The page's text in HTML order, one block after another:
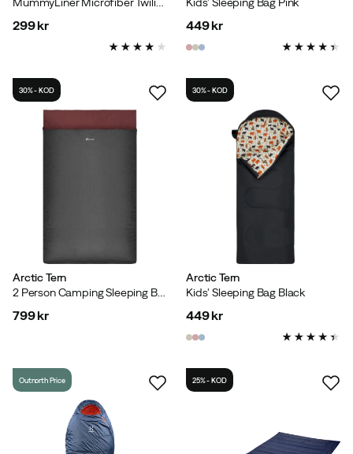
299 kr
price
449 kr
Arctic Tern
2 Person Camping Sleeping Bag 2.0 Asphalt
30% - KOD
799 kr
Arctic Tern
Kids' Sleeping Bag Black
30% - KOD
price
449 kr
Outnorth Price 25% - KOD